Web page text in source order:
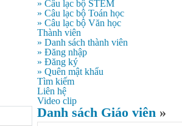
» Câu lạc bộ STEM
» Câu lạc bộ Toán học
» Câu lạc bộ Văn học
Thành viên
» Danh sách thành viên
» Đăng nhập
» Đăng ký
» Quên mật khẩu
Tìm kiếm
Liên hệ
Video clip
Danh sách Giáo viên »